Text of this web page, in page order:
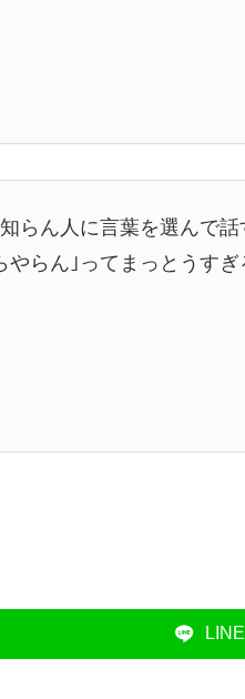
らん人に言葉を選んで
らん｣ってまっとうすぎ
LINE